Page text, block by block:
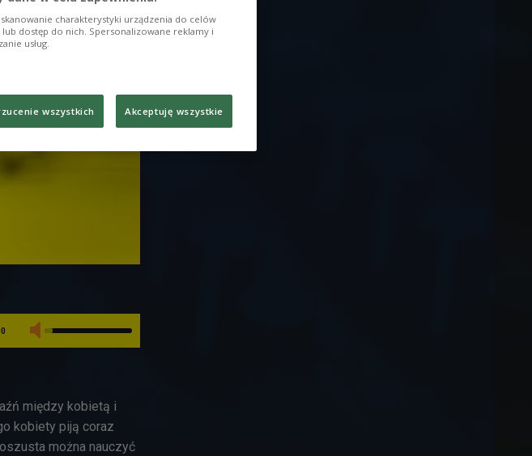
między kobietą i
kobiety piją coraz
można nauczyć
charakterystyki urządzenia do celów
dostęp do nich. Spersonalizowane reklamy i
usług.
wszystkich Akceptuję wszystkie